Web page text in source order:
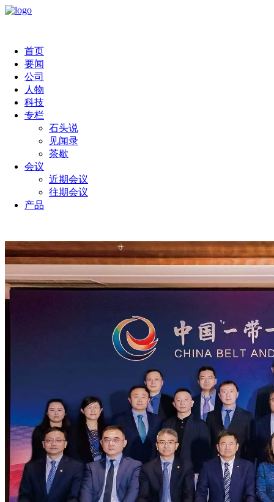
首页
要闻
公司
人物
科技
专栏
石头说
见闻录
茶歇
会议
近期会议
往期会议
产品